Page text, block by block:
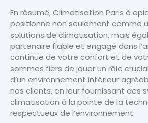
En résumé, Climatisation Paris à
positionne non seulement comme
solutions de climatisation, mais
partenaire fiable et engagé dans
continue de votre confort et de
sommes fiers de jouer un rôle
d’un environnement intérieur
nos clients, en leur fournissant des
climatisation à la pointe de la
respectueux de l’environnement.